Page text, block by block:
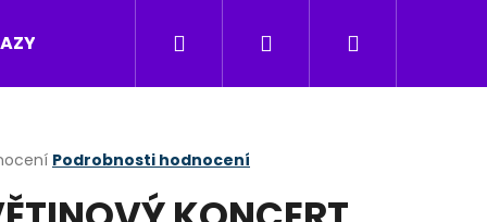
MEDITAČNÍ CD
Hledat PřihlášeníNákupní
Podrobnosti hodnocení